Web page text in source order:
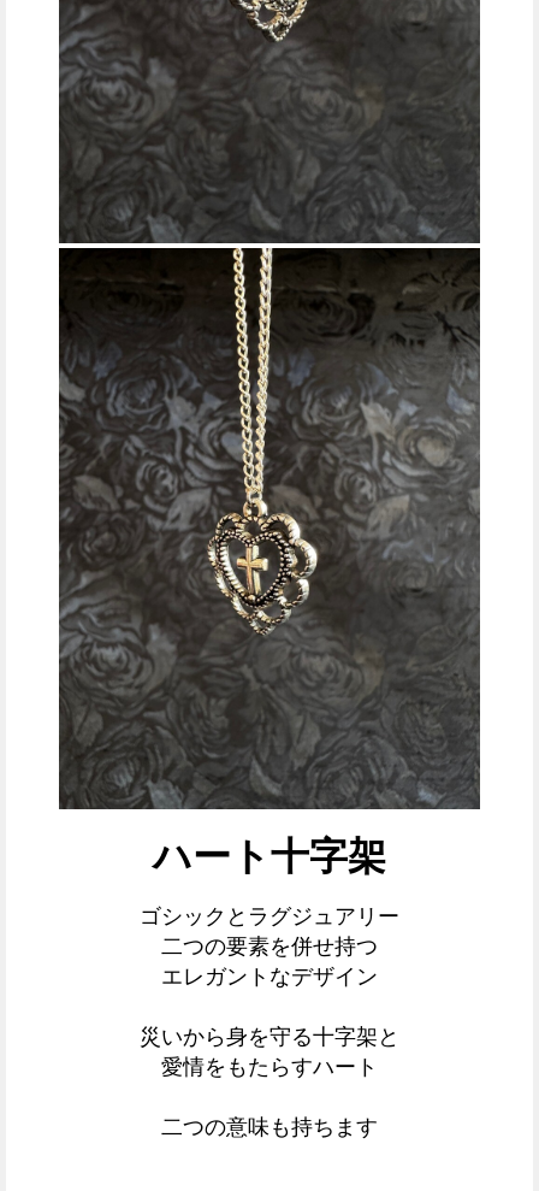
ハート十字架
ゴシックとラグジュアリー
二つの要素を併せ持つ
エレガントなデザイン
災いから身を守る十字架と
愛情をもたらすハート
二つの意味も持ちます